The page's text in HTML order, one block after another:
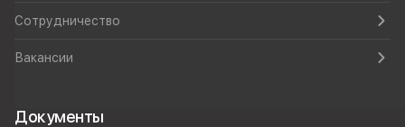
Сотрудничество
Вакансии
Документы